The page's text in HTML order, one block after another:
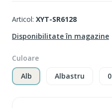
Articol: XYT-SR6128
Disponibilitate în magazine
Culoare
Alb
Albastru 0